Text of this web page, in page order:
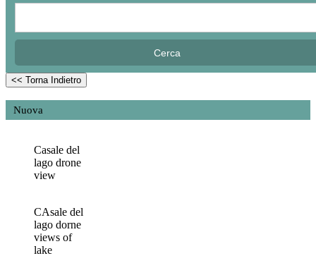
<< Torna Indietro
Nuova
Casale del
lago drone
view
CAsale del
lago dorne
views of
lake